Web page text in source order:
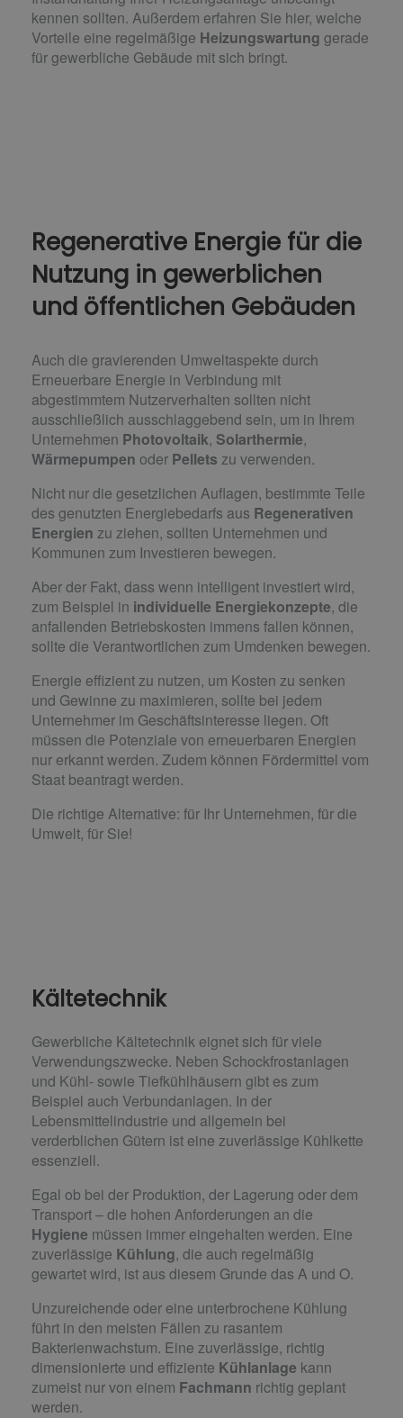
kennen sollten. Außerdem erfahren Sie hier, welche
Vorteile eine regelmäßige Heizungswartung gerade
für gewerbliche Gebäude mit sich bringt.
Regenerative Energie für die
Nutzung in gewerblichen
und öffentlichen Gebäuden
Auch die gravierenden Umweltaspekte durch
Erneuerbare Energie in Verbindung mit
abgestimmtem Nutzerverhalten sollten nicht
ausschließlich ausschlaggebend sein, um in Ihrem
Unternehmen Photovoltaik, Solarthermie,
Wärmepumpen oder Pellets zu verwenden.
Nicht nur die gesetzlichen Auflagen, bestimmte Teile
des genutzten Energiebedarfs aus Regenerativen
Energien zu ziehen, sollten Unternehmen und
Kommunen zum Investieren bewegen.
Aber der Fakt, dass wenn intelligent investiert wird,
zum Beispiel in individuelle Energiekonzepte, die
anfallenden Betriebskosten immens fallen können,
sollte die Verantwortlichen zum Umdenken bewegen.
Energie effizient zu nutzen, um Kosten zu senken
und Gewinne zu maximieren, sollte bei jedem
Unternehmer im Geschäftsinteresse liegen. Oft
müssen die Potenziale von erneuerbaren Energien
nur erkannt werden. Zudem können Fördermittel vom
Staat beantragt werden.
Die richtige Alternative: für Ihr Unternehmen, für die
Umwelt, für Sie!
Kältetechnik
Gewerbliche Kältetechnik eignet sich für viele
Verwendungszwecke. Neben Schockfrostanlagen
und Kühl- sowie Tiefkühlhäusern gibt es zum
Beispiel auch Verbundanlagen. In der
Lebensmittelindustrie und allgemein bei
verderblichen Gütern ist eine zuverlässige Kühlkette
essenziell.
Egal ob bei der Produktion, der Lagerung oder dem
Transport – die hohen Anforderungen an die
Hygiene müssen immer eingehalten werden. Eine
zuverlässige Kühlung, die auch regelmäßig
gewartet wird, ist aus diesem Grunde das A und O.
Unzureichende oder eine unterbrochene Kühlung
führt in den meisten Fällen zu rasantem
Bakterienwachstum. Eine zuverlässige, richtig
dimensionierte und effiziente Kühlanlage kann
zumeist nur von einem Fachmann richtig geplant
werden.